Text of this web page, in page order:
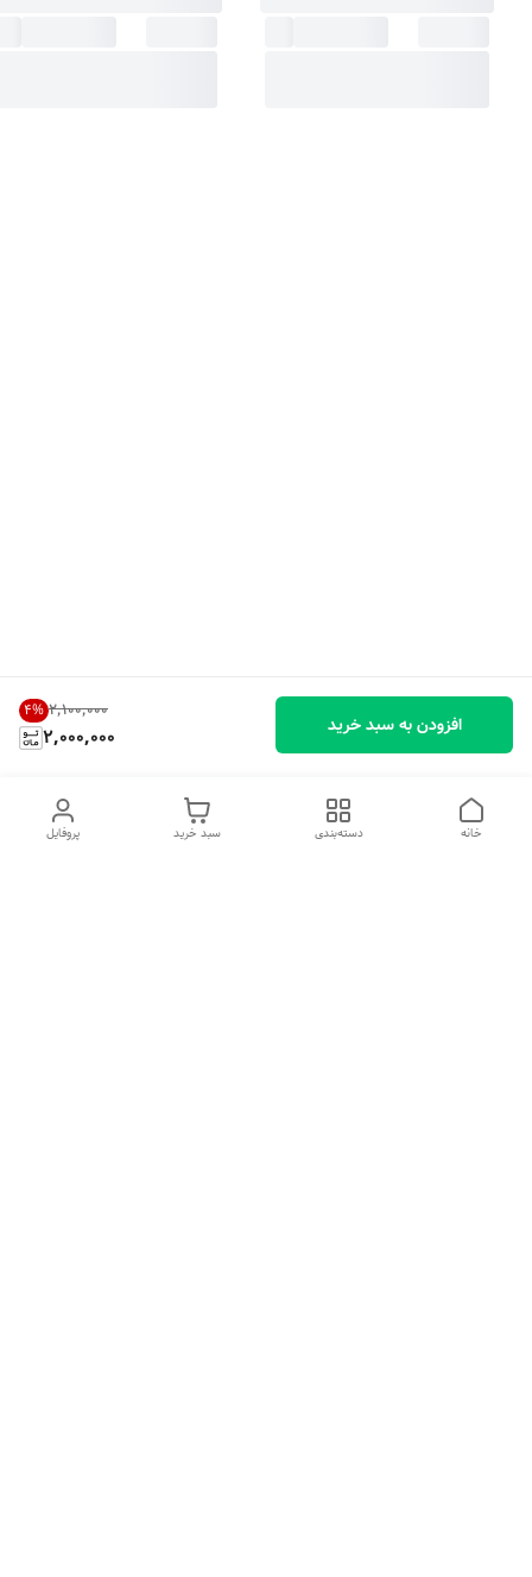
۲٬۱۰۰٬۰۰۰ 4%
2,000,000 افزودن به سبد خرید
پروفایل سبد خرید دسته‌بندی خانه